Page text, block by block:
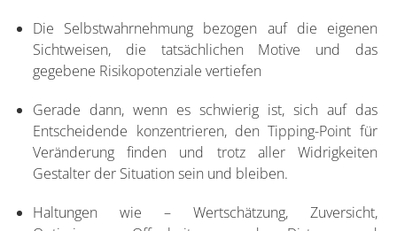
Die Selbstwahrnehmung bezogen auf die eigenen
Sichtweisen, die tatsächlichen Motive und das
gegebene Risikopotenziale vertiefen
Gerade dann, wenn es schwierig ist, sich auf das
Entscheidende konzentrieren, den Tipping-Point für
Veränderung finden und trotz aller Widrigkeiten
Gestalter der Situation sein und bleiben.
Haltungen wie – Wertschätzung, Zuversicht,